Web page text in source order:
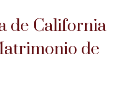
de California
de